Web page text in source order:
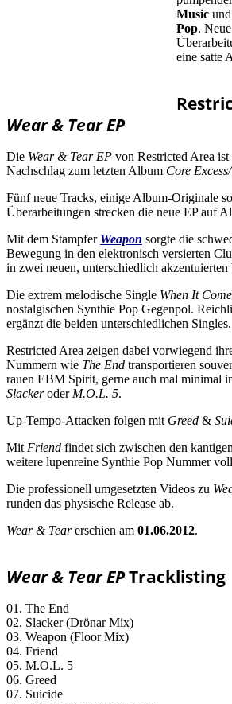
Music
Pop.
eine satte
Wear & Tear EP
Die Wear & Tear EP von Restricted Area
Nachschlag zum letzten Album Core
Fünf neue Tracks, einige Album-Originale
Überarbeitungen strecken die neue EP auf
Mit dem Stampfer Weapon sorgte die
Bewegung in den elektronisch versierten
in zwei neuen, unterschiedlich akzentuierten
Die extrem melodische Single When It
nostalgischen Synthie Pop Gegenpol.
ergänzt die beiden unterschiedlichen Singles.
Restricted Area zeigen dabei vorwiegend
Nummern wie The End transportieren
rauen EBM Spirit, gerne auch mal minimal
Slackeroder M.O.L. 5.
Up-Tempo-Attacken folgen mit Greed &
Mit Friend findet sich zwischen den
weitere lupenreine Synthie Pop Nummer
Die professionell umgesetzten Videos zu
runden das physische Release ab.
Wear & Tearerschien am 01.06.2012.
Wear & Tear EPTracklisting
01. The End
02. Slacker (Drönar Mix)
03. Weapon (Floor Mix)
04. Friend
05. M.O.L. 5
06. Greed
07. Suicide